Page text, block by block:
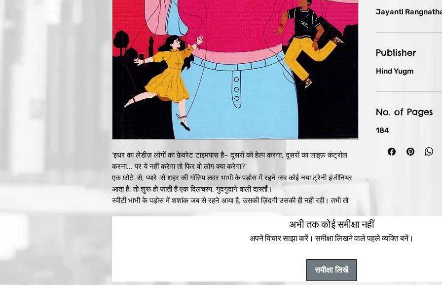
‘इधर का लेडीज़ लोगों का फ़ेवरेट टाइमपास है– दूसरों को हेल्प करना, दूसरों का लाइफ़ कंट्रोल
करना... पर ये नहीं करेगा तो फिर वो लोग क्या करेगा?’
एक छोटे-से, प्यारे-से शहर की गॉसिप लवर भाभी के पड़ोस में रहने जब कोई नया ट्रेनी इंजीनियर
आता है, तो शुरू हो जाती है एक दिलचस्प, गुदगुदाने वाली दास्ताँ।
स्वीटी भाभी के पड़ोस में शशांक जब से रहने आया है, उसकी ज़िंदगी उसकी ही नहीं रही। तभी तो
करना है, क्या नहीं? क्यों इतना ज़्यादा किसी की पर्सनल लाइफ़ में इंटरफ़ेयर करती हैं? हद है मैडम!
जो बंदा यहाँ रहकर काम करना चाहता है, उस पर तो आप लोग ग़लत इल्ज़ाम लगाकर जेल भिजवा
तो ये बात है! फिर चलिए पता करते हैं, आख़िर कौन हैं ये मैमराज़ी, जो बजाने वाली हैं पैपराजी का
Jayanti
Publisher
Hind Yugm
No. of Pages
184
अभी तक कोई समीक्षा नहीं
अपने विचार साझा करें। समीक्षा लिखने वाले पहले व्यक्ति बनें।
समीक्षा लिखें